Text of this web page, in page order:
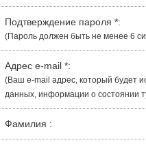
Подтверждение пароля *:
(Пароль должен быть не менее 6
Адрес e-mail *:
(Ваш e-mail адрес, который будет
данных, информации о состоянии
Фамилия :